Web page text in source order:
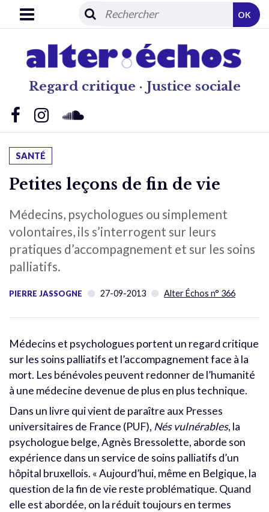
Regard critique · Justice sociale
OK
SANTÉ
Petites leçons de fin de vie
Médecins, psychologues ou simplement
volontaires, ils s’interrogent sur leurs
pratiques d’accompagnement et sur les soins
palliatifs.
PIERRE JASSOGNE 27-09-2013 Alter Échos n° 366
Médecins et psychologues portent un regard critique
sur les soins palliatifs et l’accompagnement face à la
mort. Les bénévoles peuvent redonner de l’humanité
à une médecine devenue de plus en plus technique.
Dans un livre qui vient de paraître aux Presses
universitaires de France (PUF), Nés vulnérables, la
psychologue belge, Agnès Bressolette, aborde son
expérience dans un service de soins palliatifs d’un
hôpital bruxellois. « Aujourd’hui, même en Belgique, la
question de la fin de vie reste problématique. Quand
elle est abordée, on la réduit toujours en termes